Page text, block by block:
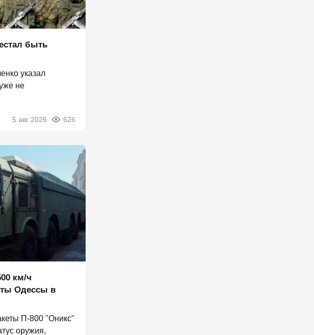
быть
указал
не
5 авг 2026 626
км/ч
Одессы в
П‑800 "Оникс"
оружия,